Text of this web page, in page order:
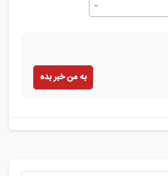
به من خبر بده